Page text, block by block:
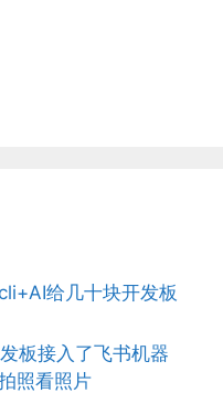
给几十块开发板
板接入了飞书机器
照看照片